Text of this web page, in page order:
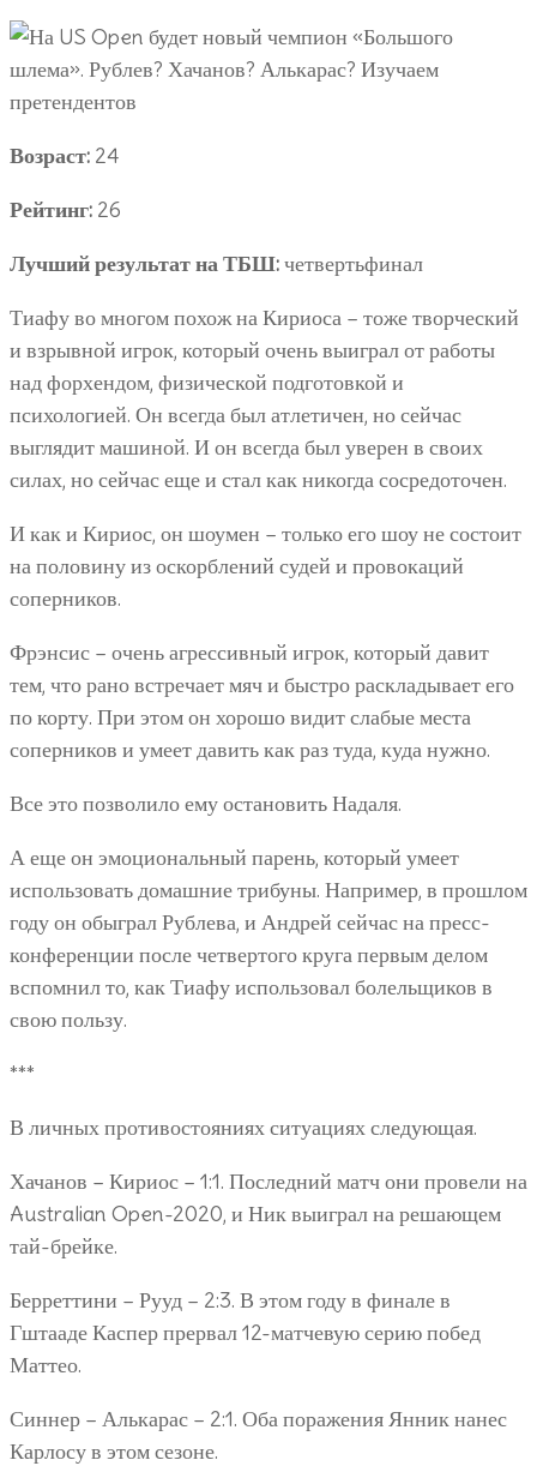
Возраст: 24
Рейтинг: 26
Лучший результат на ТБШ:четвертьфинал
Тиафу во многом похож на Кириоса – тоже творческий
и взрывной игрок, который очень выиграл от работы
над форхендом, физической подготовкой и
психологией. Он всегда был атлетичен, но сейчас
выглядит машиной. И он всегда был уверен в своих
силах, но сейчас еще и стал как никогда сосредоточен.
И как и Кириос, он шоумен – только его шоу не состоит
на половину из оскорблений судей и провокаций
соперников.
Фрэнсис – очень агрессивный игрок, который давит
тем, что рано встречает мяч и быстро раскладывает его
по корту. При этом он хорошо видит слабые места
соперников и умеет давить как раз туда, куда нужно.
Все это позволило ему остановить Надаля.
А еще он эмоциональный парень, который умеет
использовать домашние трибуны. Например, в прошлом
году он обыграл Рублева, и Андрей сейчас на пресс-
конференции после четвертого круга первым делом
вспомнил то, как Тиафу использовал болельщиков в
свою пользу.
***
В личных противостояниях ситуациях следующая.
Хачанов – Кириос – 1:1. Последний матч они провели на
Australian Open-2020, и Ник выиграл на решающем
тай-брейке.
Берреттини – Рууд – 2:3. В этом году в финале в
Гштааде Каспер прервал 12-матчевую серию побед
Маттео.
Синнер – Алькарас – 2:1. Оба поражения Янник нанес
Карлосу в этом сезоне.